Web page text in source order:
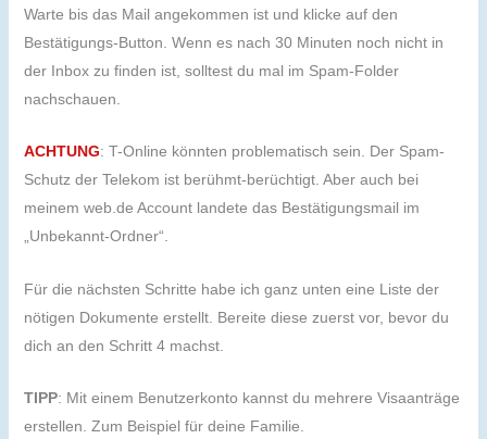
Warte bis das Mail angekommen ist und klicke auf den
Bestätigungs-Button. Wenn es nach 30 Minuten noch nicht in
der Inbox zu finden ist, solltest du mal im Spam-Folder
nachschauen.
ACHTUNG: T-Online könnten problematisch sein. Der Spam-
Schutz der Telekom ist berühmt-berüchtigt. Aber auch bei
meinem web.de Account landete das Bestätigungsmail im
„Unbekannt-Ordner“.
Für die nächsten Schritte habe ich ganz unten eine Liste der
nötigen Dokumente erstellt. Bereite diese zuerst vor, bevor du
dich an den Schritt 4 machst.
TIPP: Mit einem Benutzerkonto kannst du mehrere Visaanträge
erstellen. Zum Beispiel für deine Familie.